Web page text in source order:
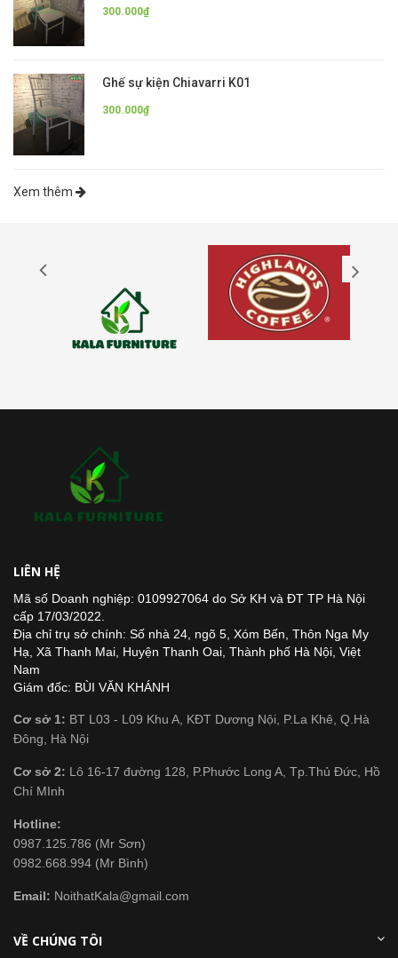
300.000₫
Ghế sự kiện Chiavarri K01
300.000₫
Xem thêm
LIÊN HỆ
Mã số Doanh nghiệp: 0109927064 do Sở KH và ĐT TP Hà Nội
cấp 17/03/2022.
Địa chỉ trụ sở chính: Số nhà 24, ngõ 5, Xóm Bến, Thôn Nga My
Hạ, Xã Thanh Mai, Huyện Thanh Oai, Thành phố Hà Nội, Việt
Nam
Giám đốc: BÙI VĂN KHÁNH
Cơ sở 1: BT L03 - L09 Khu A, KĐT Dương Nội, P.La Khê, Q.Hà
Đông, Hà Nội
Cơ sở 2: Lô 16-17 đường 128, P.Phước Long A, Tp.Thủ Đức, Hồ
Chí MInh
Hotline:
0987.125.786 (Mr Sơn)
0982.668.994 (Mr Bình)
Email: NoithatKala@gmail.com
VỀ CHÚNG TÔI